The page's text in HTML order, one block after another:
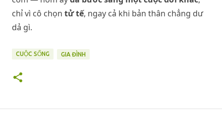
chỉ vì cô chọn tử tế, ngay cả khi bản thân chẳng dư
dả gì.
CUỘC SỐNG GIA ĐÌNH